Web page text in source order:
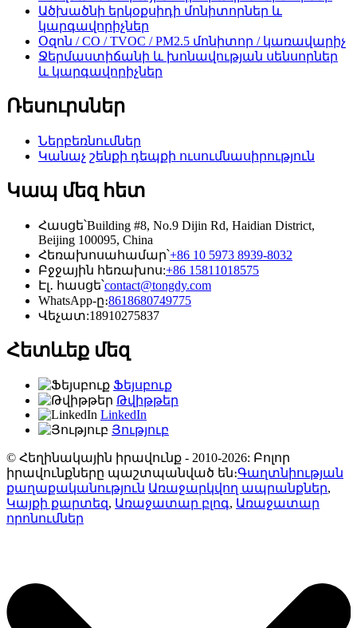
Ածխածնի երկօքսիդի մոնիտորներ և
կարգավորիչներ
Օզոն / CO / TVOC / PM2.5 մոնիտոր / կառավարիչ
Ջերմաստիճանի և խոնավության սենսորներ
և կարգավորիչներ
Ռեսուրսներ
Ներբեռնումներ
Կանաչ շենքի դեպքի ուսումնասիրություն
Կապ մեզ հետ
Հասցե՝Building #8, No.9 Dijin Rd, Haidian District,
Beijing 100095, China
Հեռախոսահամար՝+86 10 5973 8939-8032
Բջջային հեռախոս:+86 15811018575
Էլ․ հասցե՝contact@tongdy.com
WhatsApp-ը։8618680749775
Վեչատ:18910275837
Հետևեք մեզ
Ֆեյսբուք
Թվիթթեր
LinkedIn
Յություբ
© Հեղինակային իրավունք - 2010-2026: Բոլոր
իրավունքները պաշտպանված են։Գաղտնիության
քաղաքականություն Առաջարկվող ապրանքներ,
Կայքի քարտեզ, Առաջատար բլոգ, Առաջատար
որոնումներ